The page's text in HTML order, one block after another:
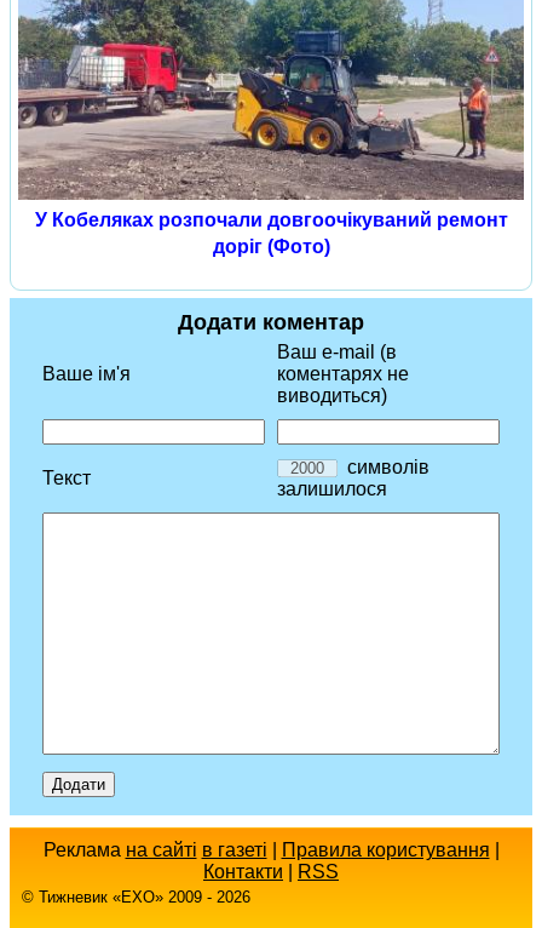
У Кобеляках розпочали довгоочікуваний ремонт
доріг (Фото)
Додати коментар
Ваше ім'я
Ваш e-mail (в
коментарях не
виводиться)
Текст
символів
залишилося
Реклама на сайті в газеті Правила користування
Контакти
RSS
© Тижневик «EХO» 2009 - 2026